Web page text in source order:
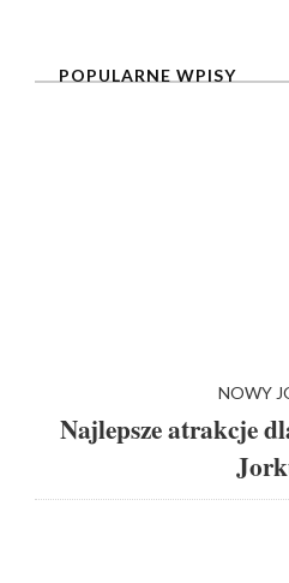
POPULARNE WPISY
NOWY
Najlepsze atrakcje